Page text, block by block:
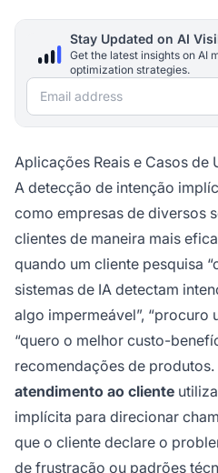
Stay Updated on AI
Get the latest insights on AI
optimization strategies.
Email address
Aplicações Reais e Casos de
A detecção de intenção
como empresas de diversos
clientes de maneira mais
quando um cliente pesquisa
sistemas de IA detectam
algo impermeável”, “procuro
“quero o melhor custo-
recomendações de
atendimento ao cliente
implícita para direcionar
que o cliente declare o
de frustração ou padrões